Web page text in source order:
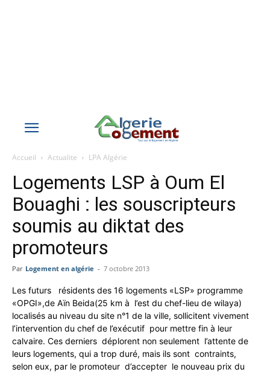
Accueil Actualite LPA Algérie
Logements LSP à Oum El
Bouaghi : les souscripteurs
soumis au diktat des
promoteurs
Par Logement en algérie - 7 octobre 2013
Les futurs résidents des 16 logements «LSP» programme
«OPGI»,de Aïn Beida(25 km à l’est du chef-lieu de wilaya)
localisés au niveau du site n°1 de la ville, sollicitent vivement
l’intervention du chef de l’exécutif pour mettre fin à leur
calvaire. Ces derniers déplorent non seulement l’attente de
leurs logements, qui a trop duré, mais ils sont contraints,
selon eux, par le promoteur d’accepter le nouveau prix du